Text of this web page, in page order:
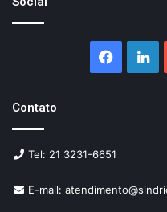
Contato
Tel: 21 3231-6651
E-mail: